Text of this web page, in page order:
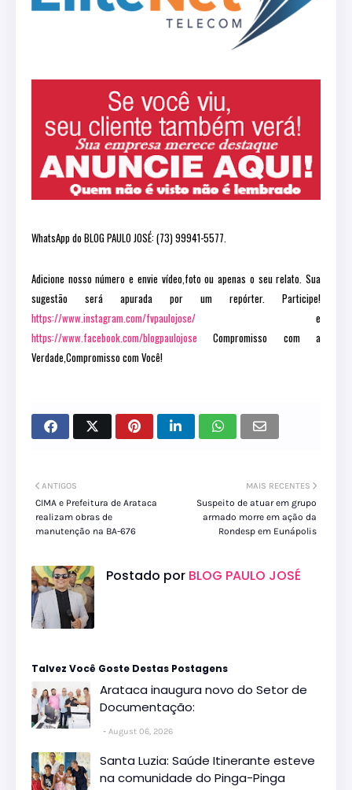
WhatsApp do BLOG PAULO JOSÉ: (73) 99941-5577.
Adicione nosso número e envie vídeo,foto ou apenas o seu relato. Sua
sugestão será apurada por um repórter. Participe!
https://www.instagram.com/fvpaulojose/ e
https://www.facebook.com/blogpaulojose Compromisso com a
Verdade,Compromisso com Você!
MAIS RECENTES
Suspeito de atuar em grupo
armado morre em ação da
Rondesp em Eunápolis
ANTIGOS
CIMA e Prefeitura de Arataca
realizam obras de
manutenção na BA-676
Postado por BLOG PAULO JOSÉ
Talvez Você Goste Destas Postagens
Arataca inaugura novo do Setor de
Documentação:
August 06, 2026
Santa Luzia: Saúde Itinerante esteve
na comunidade do Pinga-Pinga